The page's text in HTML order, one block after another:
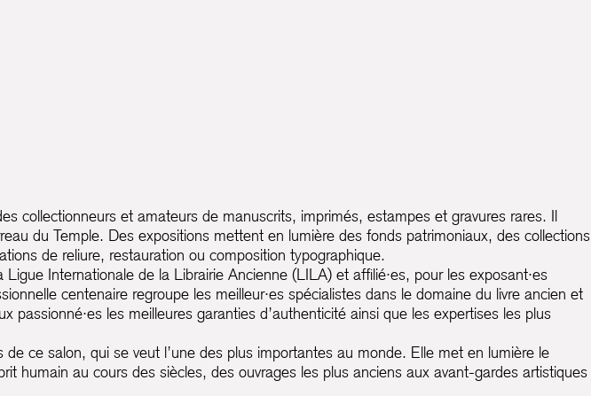
collectionneurs et amateurs de manuscrits, imprimés, estampes et gravures rares. Il
du Temple. Des expositions mettent en lumière des fonds patrimoniaux, des collections
de reliure, restauration ou composition typographique.
Internationale de la Librairie Ancienne (LILA) et affilié·es, pour les exposant·es
centenaire regroupe les meilleur·es spécialistes dans le domaine du livre ancien et
les meilleures garanties d’authenticité ainsi que les expertises les plus
ce salon, qui se veut l’une des plus importantes au monde. Elle met en lumière le
humain au cours des siècles, des ouvrages les plus anciens aux avant-gardes artistiques